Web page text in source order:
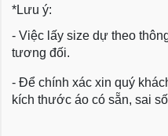
*Lưu ý:
- Việc lấy size dự theo
tương đối.
- Để chính xác xin quý
kích thước áo có sẵn, sai